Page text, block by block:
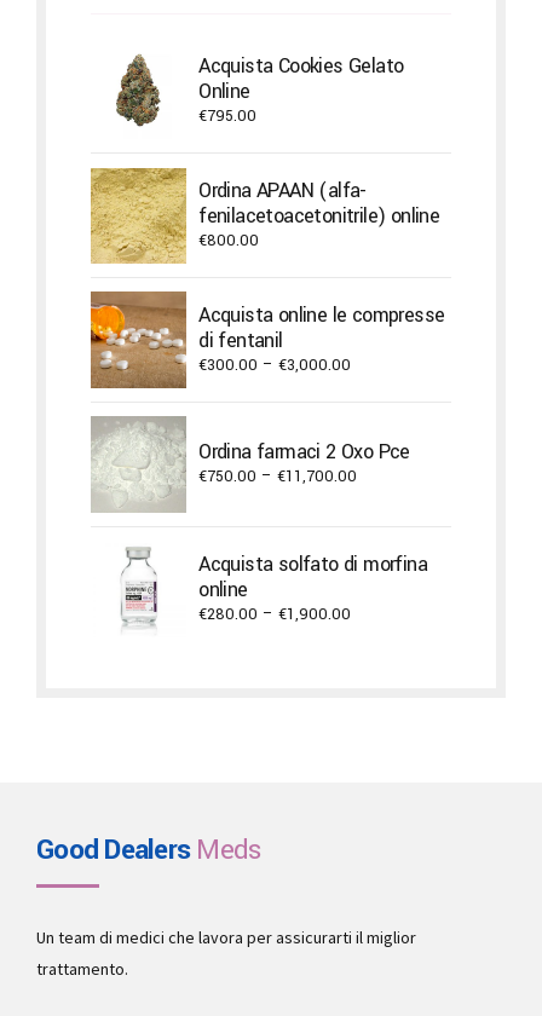
Acquista Cookies Gelato
Online
€795.00
Ordina APAAN (alfa-
fenilacetoacetonitrile) online
€800.00
Acquista online le compresse
di fentanil
€300.00 – €3,000.00
through
€3,000.00
Ordina farmaci 2 Oxo Pce
€750.00 – €11,700.00
through
€11,700.00
Acquista solfato di morfina
online
€280.00 – €1,900.00
Good DealersMeds
Un team di medici che lavora per assicurarti il miglior
trattamento.